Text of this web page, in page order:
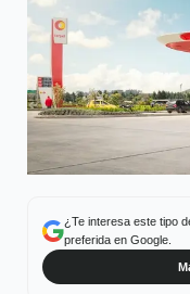
¿Te interesa este tipo
preferida en Google.